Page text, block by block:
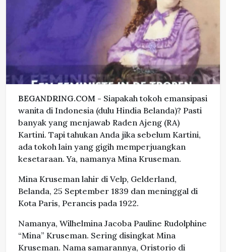
BEGANDRING.COM - Siapakah tokoh emansipasi
wanita di Indonesia (dulu Hindia Belanda)? Pasti
banyak yang menjawab Raden Ajeng (RA)
Kartini. Tapi tahukan Anda jika sebelum Kartini,
ada tokoh lain yang gigih memperjuangkan
kesetaraan. Ya, namanya Mina Kruseman.
Mina Kruseman lahir di Velp, Gelderland,
Belanda, 25 September 1839 dan meninggal di
Kota Paris, Perancis pada 1922.
Namanya, Wilhelmina Jacoba Pauline Rudolphine
“Mina” Kruseman. Sering disingkat Mina
Kruseman. Nama samarannya, Oristorio di